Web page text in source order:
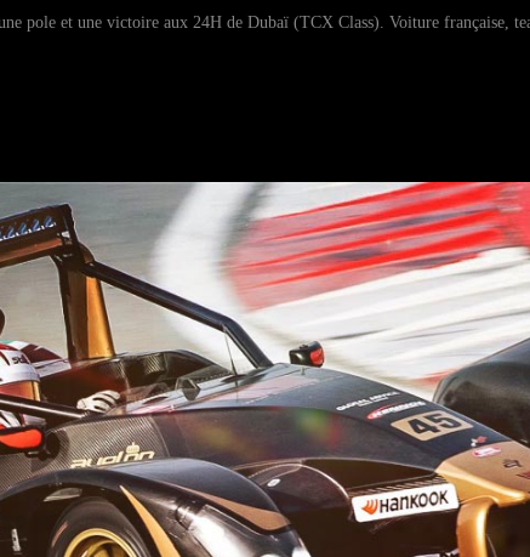
pole et une victoire aux 24H de Dubaï (TCX Class). Voiture française,